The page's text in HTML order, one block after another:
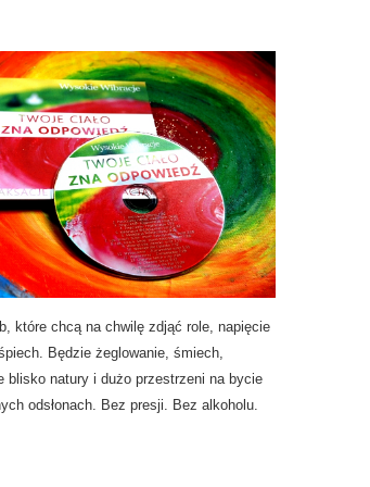
które chcą na chwilę zdjąć role, napięcie
Będzie żeglowanie, śmiech,
blisko natury i dużo przestrzeni na bycie
odsłonach. Bez presji. Bez alkoholu.